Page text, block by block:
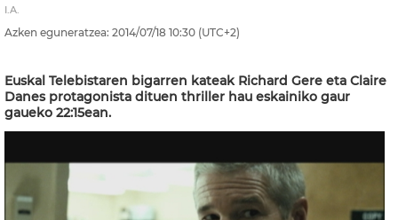
I.A.
Azken eguneratzea: 2014/07/18 10:30 (UTC+2)
Euskal Telebistaren bigarren kateak Richard Gere eta Claire
Danes protagonista dituen thriller hau eskainiko gaur
gaueko 22:15ean.